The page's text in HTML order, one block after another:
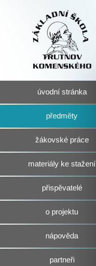
úvodní stránka
předměty
žákovské práce
materiály ke stažení
přispěvatelé
o projektu
nápověda
partneři